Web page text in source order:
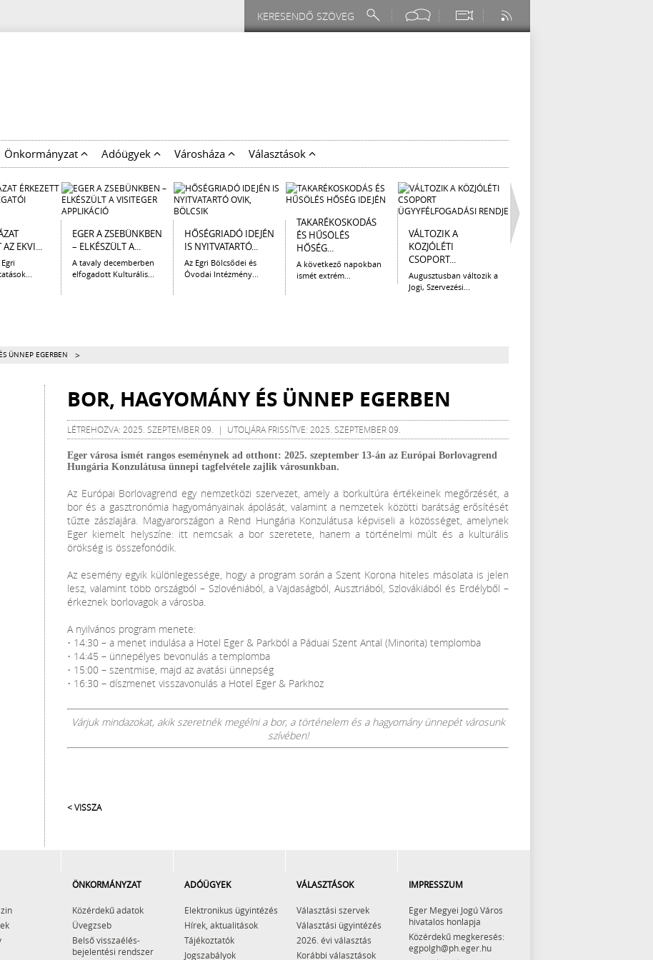
Önkormányzat Adóügyek Városháza Választások
AZ EKVI...
EGER A ZSEBÜNKBEN
– ELKÉSZÜLT A...
A tavaly decemberben
elfogadott Kulturális...
HŐSÉGRIADÓ IDEJÉN
IS NYITVATARTÓ...
Az Egri Bölcsődei és
Óvodai Intézmény...
TAKARÉKOSKODÁS
ÉS HŰSÖLÉS
HŐSÉG...
A következő napokban
ismét extrém...
VÁLTOZIK A
KÖZJÓLÉTI
CSOPORT...
Augusztusban változik a
Jogi, Szervezési...
ÜNNEP EGERBEN >
BOR, HAGYOMÁNY ÉS ÜNNEP EGERBEN
LÉTREHOZVA: 2025. SZEPTEMBER 09. | UTOLJÁRA FRISSÍTVE: 2025. SZEPTEMBER 09.
Eger városa ismét rangos eseménynek ad otthont: 2025. szeptember 13-án az Európai Borlovagrend
Hungária Konzulátusa ünnepi tagfelvétele zajlik városunkban.
Az Európai Borlovagrend egy nemzetközi szervezet, amely a borkultúra értékeinek megőrzését, a
bor és a gasztronómia hagyományainak ápolását, valamint a nemzetek közötti barátság erősítését
tűzte zászlajára. Magyarországon a Rend Hungária Konzulátusa képviseli a közösséget, amelynek
Eger kiemelt helyszíne: itt nemcsak a bor szeretete, hanem a történelmi múlt és a kulturális
örökség is összefonódik.
Az esemény egyik különlegessége, hogy a program során a Szent Korona hiteles másolata is jelen
lesz, valamint több országból – Szlovéniából, a Vajdaságból, Ausztriából, Szlovákiából és Erdélyből –
érkeznek borlovagok a városba.
A nyilvános program menete:
• 14:30 – a menet indulása a Hotel Eger & Parkból a Páduai Szent Antal (Minorita) templomba
• 14:45 – ünnepélyes bevonulás a templomba
• 15:00 – szentmise, majd az avatási ünnepség
• 16:30 – díszmenet visszavonulás a Hotel Eger & Parkhoz
Várjuk mindazokat, akik szeretnék megélni a bor, a történelem és a hagyomány ünnepét városunk
szívében!
< VISSZA
ÖNKORMÁNYZAT
Közérdekű adatok
Üvegzseb
Belső visszaélés-
bejelentési rendszer
ADÓÜGYEK
Elektronikus ügyintézés
Hírek, aktualitások
Tájékoztatók
Jogszabályok
VÁLASZTÁSOK
Választási szervek
Választási ügyintézés
2026. évi választás
Korábbi választások
IMPRESSZUM
Eger Megyei Jogú Város
hivatalos honlapja
Közérdekű megkeresés:
egpolgh@ph.eger.hu